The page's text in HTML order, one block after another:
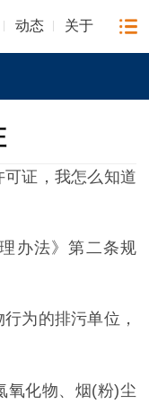
动态 关于
证，我怎么知道
办法》第二条规
为的排污单位，
氧化物、烟(粉)尘